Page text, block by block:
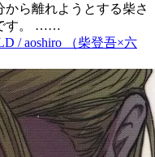
ら離れようとする柴さ
す。 ……
/ aoshiro （柴登吾×六